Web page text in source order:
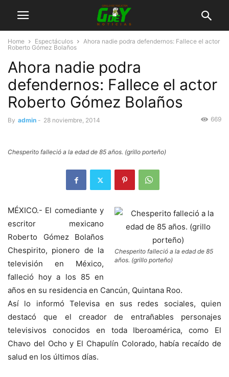
Home Espectáculos
Ahora nadie podra defendernos: Fallece el actor
Roberto Gómez Bolaños
Ahora nadie podra
defendernos: Fallece el actor
Roberto Gómez Bolaños
By admin - 28 noviembre, 2014 669
Chesperito falleció a la edad de 85 años. (grillo porteño)
Chesperito falleció a la edad de 85
años. (grillo porteño)
MÉXICO.- El comediante y
escritor mexicano
Roberto Gómez Bolaños
Chespirito, pionero de la
televisión en México,
falleció hoy a los 85 en
años en su residencia en Cancún, Quintana Roo.
Así lo informó Televisa en sus redes sociales, quien
destacó que el creador de entrañables personajes
televisivos conocidos en toda Iberoamérica, como El
Chavo del Ocho y El Chapulín Colorado, había recaído de
salud en los últimos días.